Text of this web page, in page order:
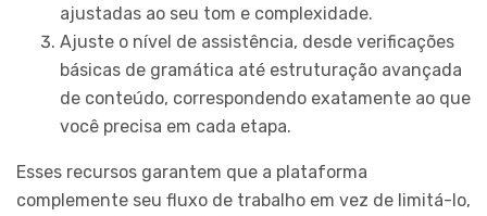
ajustadas ao seu tom e complexidade.
Ajuste o nível de assistência, desde verificações
básicas de gramática até estruturação avançada
de conteúdo, correspondendo exatamente ao que
você precisa em cada etapa.
Esses recursos garantem que a plataforma
complemente seu fluxo de trabalho em vez de limitá-lo,